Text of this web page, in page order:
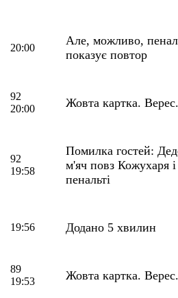
20:00
Але, можливо,
показує повтор
92
20:00
Жовта картка.
92
19:58
Помилка гостей:
м'яч повз Кожухаря
пенальті
19:56 Додано 5 хвилин
89
19:53
Жовта картка.